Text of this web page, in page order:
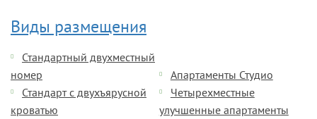
Виды размещения
Стандартный двухместный
номер
Апартаменты Студио
Стандарт с двухъярусной
кроватью
Четырехместные
улучшенные апартаменты